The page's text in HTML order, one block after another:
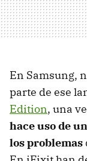
En Samsung,
parte de ese
Edition, una
hace uso de
los problemas